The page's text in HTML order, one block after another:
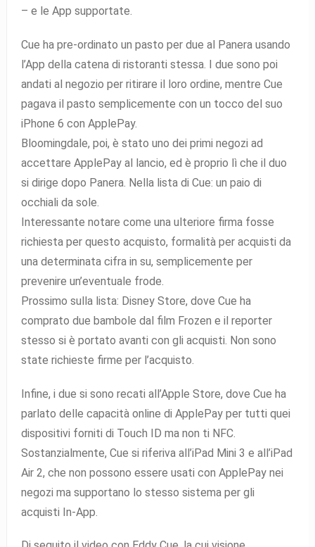
– e le App supportate.
Cue ha pre-ordinato un pasto per due al Panera usando
l’App della catena di ristoranti stessa. I due sono poi
andati al negozio per ritirare il loro ordine, mentre Cue
pagava il pasto semplicemente con un tocco del suo
iPhone 6 con ApplePay.
Bloomingdale, poi, è stato uno dei primi negozi ad
accettare ApplePay al lancio, ed è proprio lì che il duo
si dirige dopo Panera. Nella lista di Cue: un paio di
occhiali da sole.
Interessante notare come una ulteriore firma fosse
richiesta per questo acquisto, formalità per acquisti da
una determinata cifra in su, semplicemente per
prevenire un’eventuale frode.
Prossimo sulla lista: Disney Store, dove Cue ha
comprato due bambole dal film Frozen e il reporter
stesso si è portato avanti con gli acquisti. Non sono
state richieste firme per l’acquisto.
Infine, i due si sono recati all’Apple Store, dove Cue ha
parlato delle capacità online di ApplePay per tutti quei
dispositivi forniti di Touch ID ma non ti NFC.
Sostanzialmente, Cue si riferiva all’iPad Mini 3 e all’iPad
Air 2, che non possono essere usati con ApplePay nei
negozi ma supportano lo stesso sistema per gli
acquisti In-App.